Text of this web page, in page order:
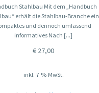
Stahlbau Mit dem „Handbuch
erhält die Stahlbau-Branche ein
und dennoch umfassend
informatives Nach [...]
€ 27,00
inkl. 7 % MwSt.